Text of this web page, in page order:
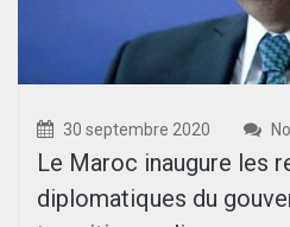
30 septembre 2020
Le Maroc inaugure les
diplomatiques du